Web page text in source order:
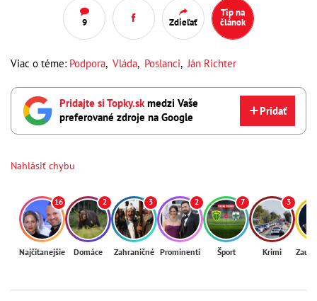
9 Zdieľať
Tip na
článok
Viac o téme: Podpora, Vláda, Poslanci, Ján Richter
Pridajte si Topky.skmedzi Vaše
preferované zdroje na Google
Pridať
Nahlásiť chybu
16
Najčítanejšie
2
Domáce
3
Zahraničné
2
Prominenti
7
Šport
3
Krimi